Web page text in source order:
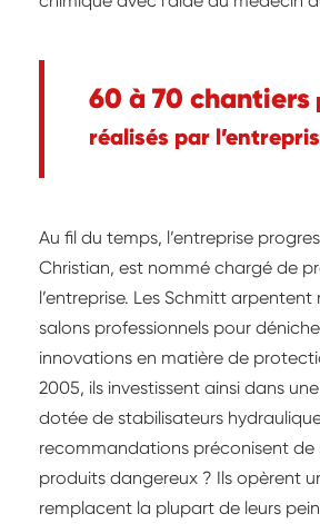
60 à 70 chantiers
réalisés par
Au fil du temps, l’entreprise
Christian, est nommé chargé de
l’entreprise. Les Schmitt arpentent
salons professionnels pour
innovations en matière de
2005, ils investissent ainsi dans
dotée de stabilisateurs
recommandations préconisent de
produits dangereux ? Ils opèrent
remplacent la plupart de leurs